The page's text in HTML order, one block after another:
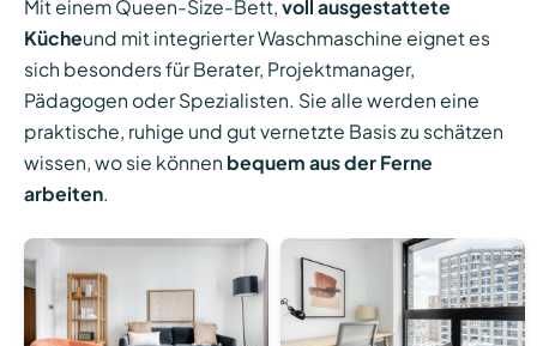
Mit einem Queen-Size-Bett, voll ausgestattete
Kücheund mit integrierter Waschmaschine eignet es
sich besonders für Berater, Projektmanager,
Pädagogen oder Spezialisten. Sie alle werden eine
praktische, ruhige und gut vernetzte Basis zu schätzen
wissen, wo sie können bequem aus der Ferne
arbeiten.